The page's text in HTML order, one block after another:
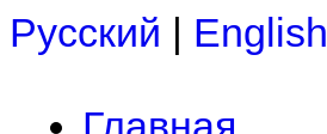
Русский | English